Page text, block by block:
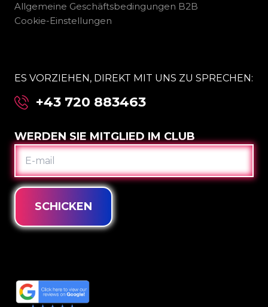
Allgemeine Geschäftsbedingungen B2B
Cookie-Einstellungen
ES VORZIEHEN, DIREKT MIT UNS ZU SPRECHEN:
+43 720 883463
WERDEN SIE MITGLIED IM CLUB
E-
MAIL
SCHICKEN